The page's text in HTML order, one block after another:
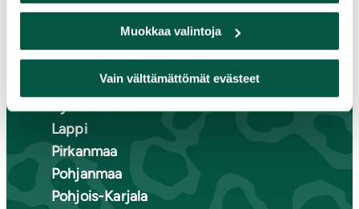
Muokkaa valintoja
Vain välttämättömät evästeet
Etelä-Karjala
Etelä-Savo
Kainuu
Keski-Suomi
Kymenlaakso
Lappi
Pirkanmaa
Pohjanmaa
Pohjois-Karjala